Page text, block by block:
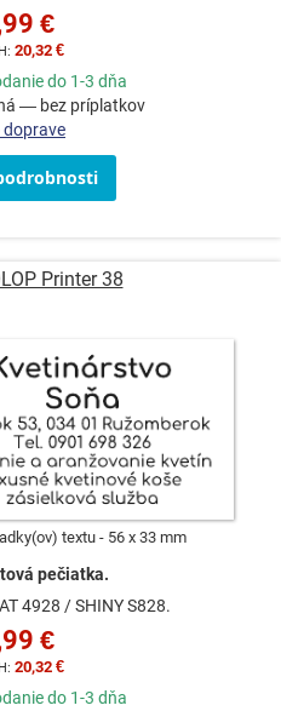
€
20,32 €
do 1-3 dňa
— bez príplatkov
doprave
Printer 38
textu 56 x 33 mm
pečiatka.
4928 / SHINY S828.
€
20,32 €
do 1-3 dňa